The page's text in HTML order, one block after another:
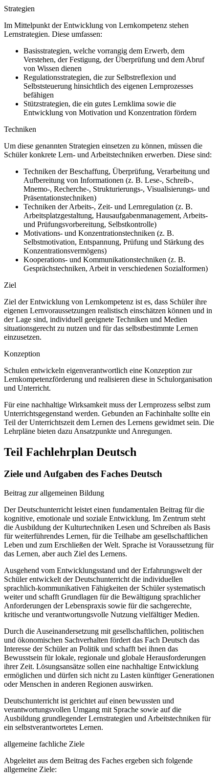
Strategien
Im Mittelpunkt der Entwicklung von Lernkompetenz stehen
Lernstrategien. Diese umfassen:
Basisstrategien, welche vorrangig dem Erwerb, dem
Verstehen, der Festigung, der Überprüfung und dem Abruf
von Wissen dienen
Regulationsstrategien, die zur Selbstreflexion und
Selbststeuerung hinsichtlich des eigenen Lernprozesses
befähigen
Stützstrategien, die ein gutes Lernklima sowie die
Entwicklung von Motivation und Konzentration fördern
Techniken
Um diese genannten Strategien einsetzen zu können, müssen die
Schüler konkrete Lern- und Arbeitstechniken erwerben. Diese sind:
Techniken der Beschaffung, Überprüfung, Verarbeitung und
Aufbereitung von Informationen (z. B. Lese-, Schreib-,
Mnemo-, Recherche-, Strukturierungs-, Visualisierungs- und
Präsentationstechniken)
Techniken der Arbeits-, Zeit- und Lernregulation (z. B.
Arbeitsplatzgestaltung, Hausaufgabenmanagement, Arbeits-
und Prüfungsvorbereitung, Selbstkontrolle)
Motivations- und Konzentrationstechniken (z. B.
Selbstmotivation, Entspannung, Prüfung und Stärkung des
Konzentrationsvermögens)
Kooperations- und Kommunikationstechniken (z. B.
Gesprächstechniken, Arbeit in verschiedenen Sozialformen)
Ziel
Ziel der Entwicklung von Lernkompetenz ist es, dass Schüler ihre
eigenen Lernvoraussetzungen realistisch einschätzen können und in
der Lage sind, individuell geeignete Techniken und Medien
situationsgerecht zu nutzen und für das selbstbestimmte Lernen
einzusetzen.
Konzeption
Schulen entwickeln eigenverantwortlich eine Konzeption zur
Lernkompetenzförderung und realisieren diese in Schulorganisation
und Unterricht.
Für eine nachhaltige Wirksamkeit muss der Lernprozess selbst zum
Unterrichtsgegenstand werden. Gebunden an Fachinhalte sollte ein
Teil der Unterrichtszeit dem Lernen des Lernens gewidmet sein. Die
Lehrpläne bieten dazu Ansatzpunkte und Anregungen.
Teil Fachlehrplan Deutsch
Ziele und Aufgaben des Faches Deutsch
Beitrag zur allgemeinen Bildung
Der Deutschunterricht leistet einen fundamentalen Beitrag für die
kognitive, emotionale und soziale Entwicklung. Im Zentrum steht
die Ausbildung der Kulturtechniken Lesen und Schreiben als Basis
für weiterführendes Lernen, für die Teilhabe am gesellschaftlichen
Leben und zum Erschließen der Welt. Sprache ist Voraussetzung für
das Lernen, aber auch Ziel des Lernens.
Ausgehend vom Entwicklungsstand und der Erfahrungswelt der
Schüler entwickelt der Deutschunterricht die individuellen
sprachlich-kommunikativen Fähigkeiten der Schüler systematisch
weiter und schafft Grundlagen für die Bewältigung sprachlicher
Anforderungen der Lebenspraxis sowie für die sachgerechte,
kritische und verantwortungsvolle Nutzung vielfältiger Medien.
Durch die Auseinandersetzung mit gesellschaftlichen, politischen
und ökonomischen Sachverhalten fördert das Fach Deutsch das
Interesse der Schüler an Politik und schafft bei ihnen das
Bewusstsein für lokale, regionale und globale Herausforderungen
ihrer Zeit. Lösungsansätze sollen eine nachhaltige Entwicklung
ermöglichen und dürfen sich nicht zu Lasten künftiger Generationen
oder Menschen in anderen Regionen auswirken.
Deutschunterricht ist gerichtet auf einen bewussten und
verantwortungsvollen Umgang mit Sprache sowie auf die
Ausbildung grundlegender Lernstrategien und Arbeitstechniken für
ein selbstverantwortetes Lernen.
allgemeine fachliche Ziele
Abgeleitet aus dem Beitrag des Faches ergeben sich folgende
allgemeine Ziele: